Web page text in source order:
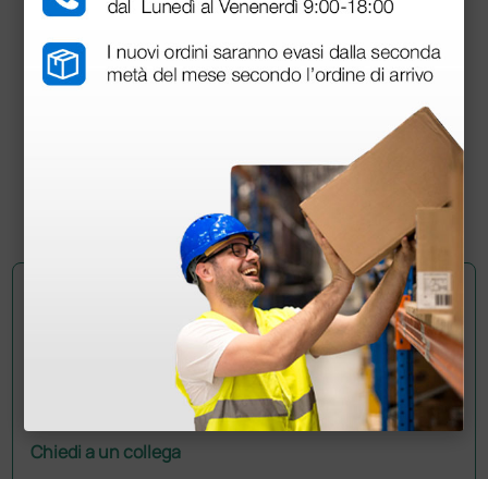
Lettino elettrico Gima - grigio
Chiedi a un collega